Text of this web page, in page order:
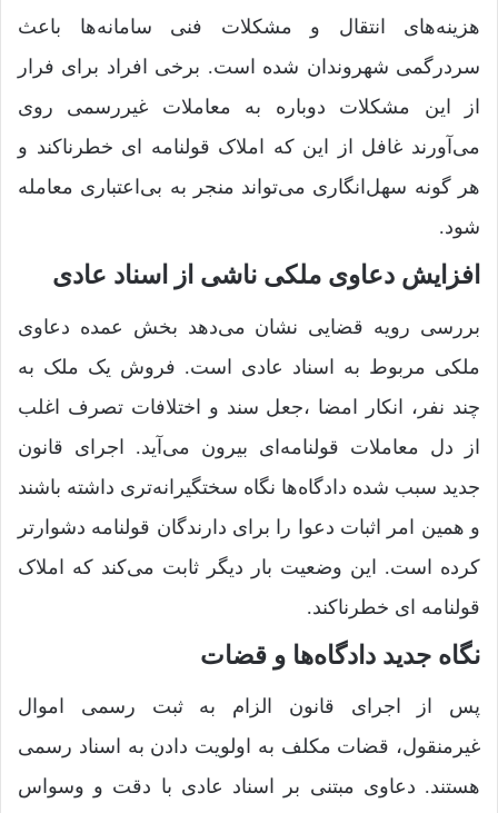
هزینه‌های انتقال و مشکلات فنی سامانه‌ها باعث
سردرگمی شهروندان شده است. برخی افراد برای فرار
از این مشکلات دوباره به معاملات غیررسمی روی
می‌آورند غافل از این که املاک قولنامه ای خطرناکند و
هر گونه سهل‌انگاری می‌تواند منجر به بی‌اعتباری معامله
شود.
افزایش دعاوی ملکی ناشی از اسناد عادی
بررسی رویه قضایی نشان می‌دهد بخش عمده دعاوی
ملکی مربوط به اسناد عادی است. فروش یک ملک به
چند نفر، انکار امضا ،جعل سند و اختلافات تصرف اغلب
از دل معاملات قولنامه‌ای بیرون می‌آید. اجرای قانون
جدید سبب شده دادگاه‌ها نگاه سختگیرانه‌تری داشته باشند
و همین امر اثبات دعوا را برای دارندگان قولنامه دشوارتر
کرده است. این وضعیت بار دیگر ثابت می‌کند که املاک
قولنامه ای خطرناکند.
نگاه جدید دادگاه‌ها و قضات
پس از اجرای قانون الزام به ثبت رسمی اموال
غیرمنقول، قضات مکلف به اولویت دادن به اسناد رسمی
هستند. دعاوی مبتنی بر اسناد عادی با دقت و وسواس